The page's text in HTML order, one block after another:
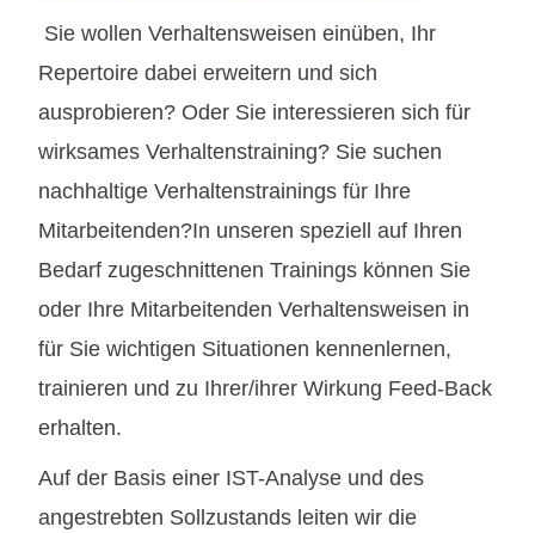
Sie wollen Verhaltensweisen einüben, Ihr
Repertoire dabei erweitern und sich
ausprobieren? Oder Sie interessieren sich für
wirksames Verhaltenstraining? Sie suchen
nachhaltige Verhaltenstrainings für Ihre
Mitarbeitenden?In unseren speziell auf Ihren
Bedarf zugeschnittenen Trainings können Sie
oder Ihre Mitarbeitenden Verhaltensweisen in
für Sie wichtigen Situationen kennenlernen,
trainieren und zu Ihrer/ihrer Wirkung Feed-Back
erhalten.
Auf der Basis einer IST-Analyse und des
angestrebten Sollzustands leiten wir die